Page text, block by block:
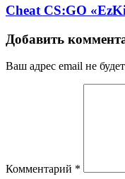
Cheat CS:GO
Добавить
Ваш адрес email не
Комментарий *